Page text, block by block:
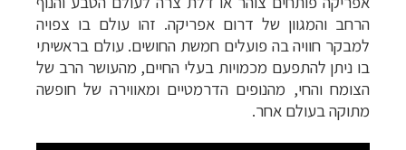
הרחב והמגוון של דרום אפריקה. זהו עולם בו צפויה
למבקר חוויה בה פועלים חמשת החושים. עולם בראשיתי
בו ניתן להתפעם מכמויות בעלי החיים, מהעושר הרב של
הצומח והחי, מהנופים הדרמטיים ומאווירה של חופשה
מתוקה בעולם אחר.